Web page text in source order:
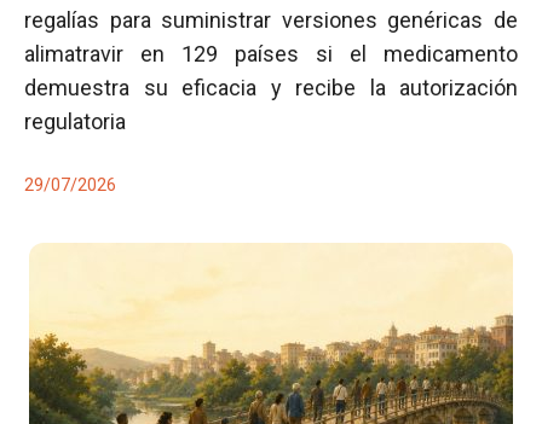
regalías para suministrar versiones genéricas de
alimatravir en 129 países si el medicamento
demuestra su eficacia y recibe la autorización
regulatoria
29/07/2026